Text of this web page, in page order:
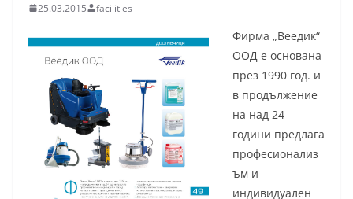
25.03.2015 facilities
Фирма „Веедик“
ООД е основана
през 1990 год. и
в продължение
на над 24
години предлага
професионализ
ъм и
индивидуален